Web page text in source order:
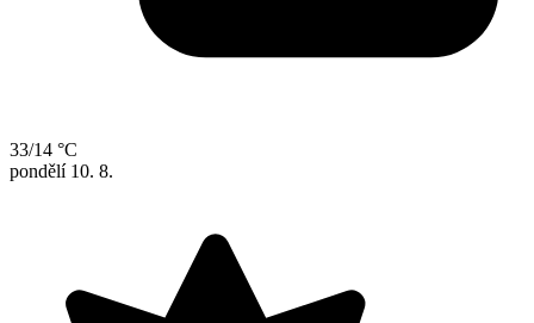
33/14 °C
pondělí 10. 8.